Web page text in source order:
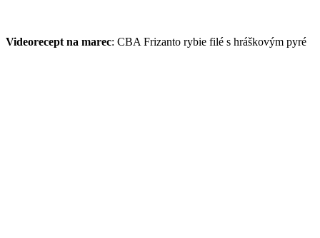
Videorecept na marec: CBA Frizanto rybie filé s hráškovým pyré